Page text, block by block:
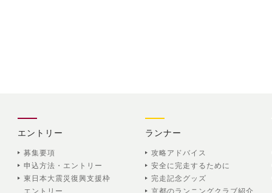
エントリー
募集要項
申込方法・エントリー
東日本大震災復興支援枠
ランナー
攻略アドバイス
安全に完走するために
完走記念グッズ